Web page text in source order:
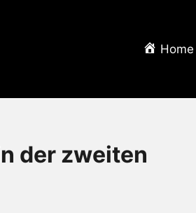
Home
der zweiten